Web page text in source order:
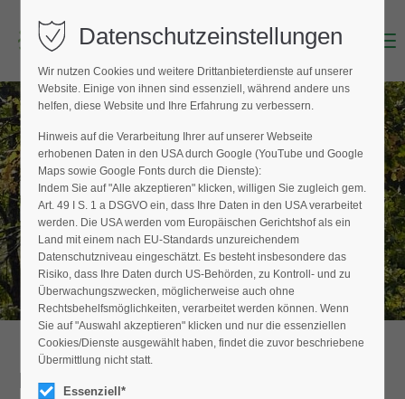
Login
Benutzername (E-Mailadresse)
Passwort
Anmelden
Register|Lost your password?
Support
Menu
BAUMPFLEGER FINDEN
Hier finden Sie den Fachbetrieb in Ihrer
Nähe
Detailansicht
Datenschutzeinstellungen
Wir nutzen Cookies und weitere Drittanbieterdienste auf unserer
Website. Einige von ihnen sind essenziell, während andere uns
helfen, diese Website und Ihre Erfahrung zu verbessern.
Hinweis auf die Verarbeitung Ihrer auf unserer Webseite
erhobenen Daten in den USA durch Google (YouTube und Google
Maps sowie Google Fonts durch die Dienste):
Indem Sie auf "Alle akzeptieren" klicken, willigen Sie zugleich gem.
Art. 49 I S. 1 a DSGVO ein, dass Ihre Daten in den USA verarbeitet
werden. Die USA werden vom Europäischen Gerichtshof als ein
Land mit einem nach EU-Standards unzureichendem
Datenschutzniveau eingeschätzt. Es besteht insbesondere das
Risiko, dass Ihre Daten durch US-Behörden, zu Kontroll- und zu
Überwachungszwecken, möglicherweise auch ohne
Rechtsbehelfsmöglichkeiten, verarbeitet werden können. Wenn
Sie auf "Auswahl akzeptieren" klicken und nur die essenziellen
Cookies/Dienste ausgewählt haben, findet die zuvor beschriebene
Übermittlung nicht statt.
Essenziell*